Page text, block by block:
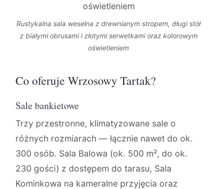
Rustykalna sala weselna z drewnianym stropem, długi stół
z białymi obrusami i złotymi serwetkami oraz kolorowym
oświetleniem
Co oferuje Wrzosowy Tartak?
Sale bankietowe
Trzy przestronne, klimatyzowane sale o
różnych rozmiarach — łącznie nawet do ok.
300 osób. Sala Balowa (ok. 500 m², do ok.
230 gości) z dostępem do tarasu, Sala
Kominkowa na kameralne przyjęcia oraz